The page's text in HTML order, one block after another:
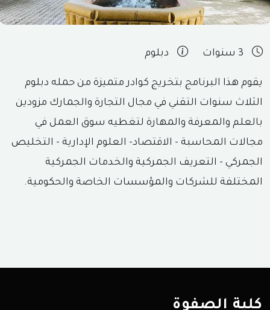
دبلوم
يقوم هذا البرنامج بتخريج كوادر متميزة من حمله دبلوم
الثلاث سنوات التقني في مجال التجارة والجمارك مزودين
بالعلم والمعرفة والمهارة لتغطيه سوق العمل في
مجالات المحاسبة - الاقتصاد- العلوم الإدارية - التخليص
الجمركي - التعريف الجمركية والخدمات الجمركية
المختلفة للشركات والمؤسسات الخاصة والحكومية.
كلية الصفوة